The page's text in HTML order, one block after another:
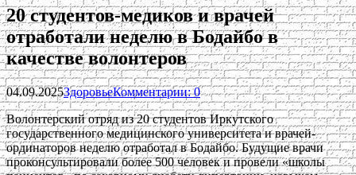
20 студентов-медиков и врачей
отработали неделю в Бодайбо в
качестве волонтеров
04.09.2025ЗдоровьеКомментарии: 0
Волонтерский отряд из 20 студентов Иркутского
государственного медицинского университета и врачей-
ординаторов неделю отработал в Бодайбо. Будущие врачи
проконсультировали более 500 человек и провели «школы